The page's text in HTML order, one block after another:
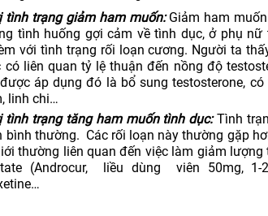
tình trạng giảm ham muốn: Giảm ham
tình huống gợi cảm về tình dục, ở phụ
với tình trạng rối loạn cương. Người ta
liên quan tỷ lệ thuận đến nồng độ
áp dụng đó là bổ sung testosterone,
linh chi…
tình trạng tăng ham muốn tình dục:Tình
bình thường. Các rối loạn này thường gặp
thường liên quan đến việc làm giảm
(Androcur, liều dùng viên 50mg,